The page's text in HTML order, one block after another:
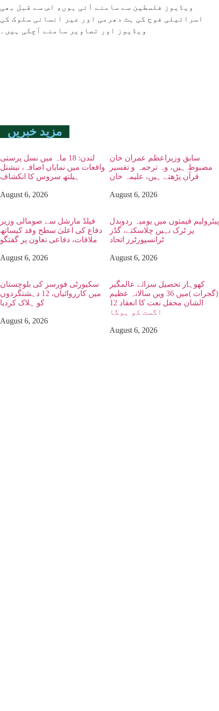
ویڈیوز فلسطین سے سامنے آئی ہوں، اس سے قبل بھی
اسرائیلی فوج کی ہٹ دھرمی اور غیر انسانی سلوک کی
ویڈیوز اور تصاویر سامنے آچکی ہیں۔
مزید خبریں
لندن: 18 ماہ میں نسل پرستی
واقعات میں نمایاں اضافہ، نیشنل
ہیلتھ سروس کا انکشاف
August 6, 2026
سابق وزیراعظم عمران خان
مضبوط ہیں، وہ ترجمہ و تفسیر
قرآن پڑھتے ہیں، علیمہ خان
August 6, 2026
فیلڈ مارشل سے صومالی وزیر
دفاع کی اعلیٰ سطح وفد کیساتھ
ملاقات، دفاعی تعاون پر گفتگو
August 6, 2026
پیٹرولیم قیمتوں میں یومیہ ردوبدل
پر ٹرک نہیں چلاسکتے، گڈز
ٹرانسپورٹرز اتحاد
August 6, 2026
سکیورٹی فورسز کی بلوچستان
میں کارروائیاں، 12 دہشتگردوں
کو ہلاک کردیا
August 6, 2026
کھوہار تحصیل سرائے عالمگیر
(گجرات )میں 36 ویں سالانہ عظیم
الشان محفل نعت کا انعقاد 12
اگست کو ہوگا
August 6, 2026